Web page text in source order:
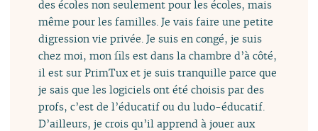
des écoles non seulement pour les écoles, mais
même pour les familles. Je vais faire une petite
digression vie privée. Je suis en congé, je suis
chez moi, mon fils est dans la chambre d’à côté,
il est sur PrimTux et je suis tranquille parce que
je sais que les logiciels ont été choisis par des
profs, c’est de l’éducatif ou du ludo-éducatif.
D’ailleurs, je crois qu’il apprend à jouer aux